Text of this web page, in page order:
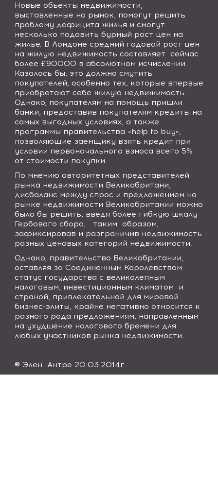
Новые объекты недвижимости,
выставленные на рынок, помогут решить
проблему дефицита жилья и смогут
несколько подавить бурный рост цен на
жилье. В Лондоне средний годовой рост цен
на жилую недвижимость составляет сейчас
более £90000 в абсолютном исчислении.
Казалось бы, это должно смутить
покупателей, особенно тех, которые впервые
приобретают себе жилую недвижимость.
Однако, покупателям на помощь пришли
банки, предоставив покупателям кредиты на
самых выгодных условиях, а также
программы правительства «help to buy»,
позволяющие заемщику взять кредит при
условии первоначального взноса всего 5%
от стоимости покупки.
По мнению авторитетных представителей
рынка недвижимости Великобритани,
дисбаланс между спрос и предложением на
рынке недвижимости Великобритании можно
было бы решить, введя более гибкую шкалу
Гербового сбора, таким образом,
зафиксировав и разграничив недвижимость
разных ценовых категорий недвижимости.
Однако, правительство Великобритании,
оставляя за Соединенным Королевством
статус государства с великолепным
налоговым, инвестиционным климатом и
страной, привлекательной для мировой
бизнес-элиты, крайне негативно относится к
разного рода предложениям, направленным
на ухудшение налогового бремени для
любых участников рынка недвижимости.
® Элен Антре 20.03.2014г.